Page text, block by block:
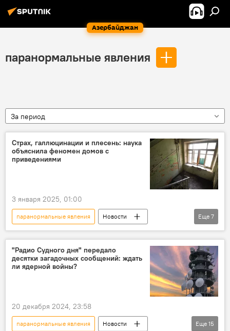
Азербайджан
паранормальные явления
За период
Страх, галлюцинации и плесень: наука
объяснила феномен домов с
приведениями
3 января 2025, 01:00
паранормальные явления
Новости
привидения
Дома
призрак
Наука
объяснение
Общество
Еще 7
"Радио Судного дня" передало
десятки загадочных сообщений: ждать
ли ядерной войны?
20 декабря 2024, 23:58
паранормальные явления
Новости
Еще 15